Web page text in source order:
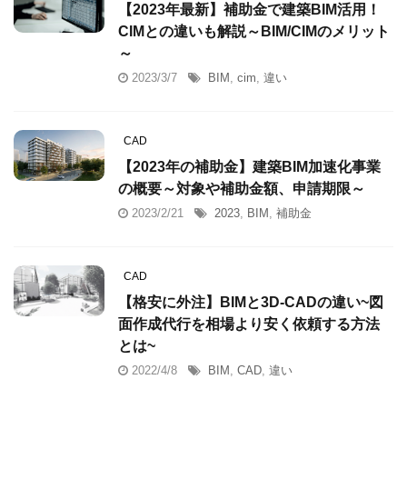
【2023年最新】補助金で建築BIM活用！
CIMとの違いも解説～BIM/CIMのメリット
～
2023/3/7 BIM cim 違い
CAD
【2023年の補助金】建築BIM加速化事業
の概要～対象や補助金額、申請期限～
2023/2/21 2023 BIM 補助金
CAD
【格安に外注】BIMと3D-CADの違い~図
面作成代行を相場より安く依頼する方法
とは~
2022/4/8 BIM CAD 違い